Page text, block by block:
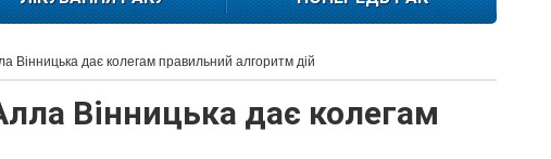
Вінницька дає колегам правильний алгоритм дій
Вінницька дає колегам